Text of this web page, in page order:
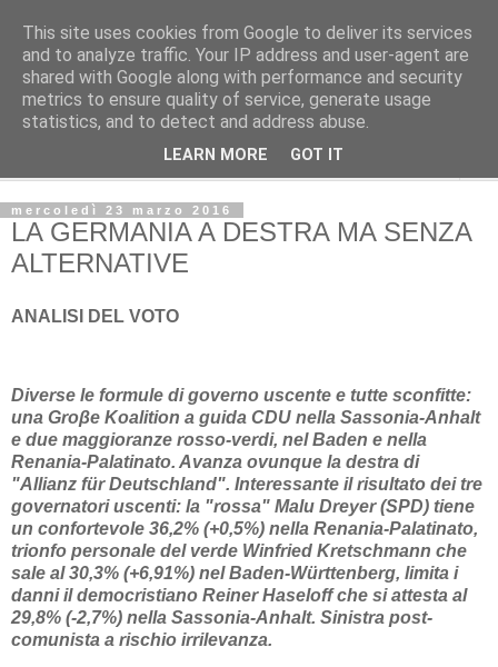
Avvenire dei lavoratori
POLITICA
mercoledì 23 marzo 2016
LA GERMANIA A DESTRA MA SENZA
ALTERNATIVE
ANALISI DEL VOTO
Diverse le formule di governo uscente e tutte sconfitte:
una Groβe Koalition a guida CDU nella Sassonia-Anhalt
e due maggioranze rosso-verdi, nel Baden e nella
Renania-Palatinato. Avanza ovunque la destra di
"Allianz für Deutschland". Interessante il risultato dei tre
governatori uscenti: la "rossa" Malu Dreyer (SPD) tiene
un confortevole 36,2% (+0,5%) nella Renania-Palatinato,
trionfo personale del verde Winfried Kretschmann che
sale al 30,3% (+6,91%) nel Baden-Württenberg, limita i
danni il democristiano Reiner Haseloff che si attesta al
29,8% (-2,7%) nella Sassonia-Anhalt. Sinistra post-
comunista a rischio irrilevanza.
This site uses cookies from Google to deliver its services
and to analyze traffic. Your IP address and user-agent are
shared with Google along with performance and security
metrics to ensure quality of service, generate usage
statistics, and to detect and address abuse.
LEARN MORE GOT IT